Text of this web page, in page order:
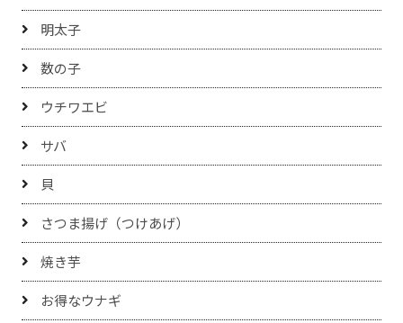
明太子
数の子
ウチワエビ
サバ
貝
さつま揚げ（つけあげ）
焼き芋
お得なウナギ